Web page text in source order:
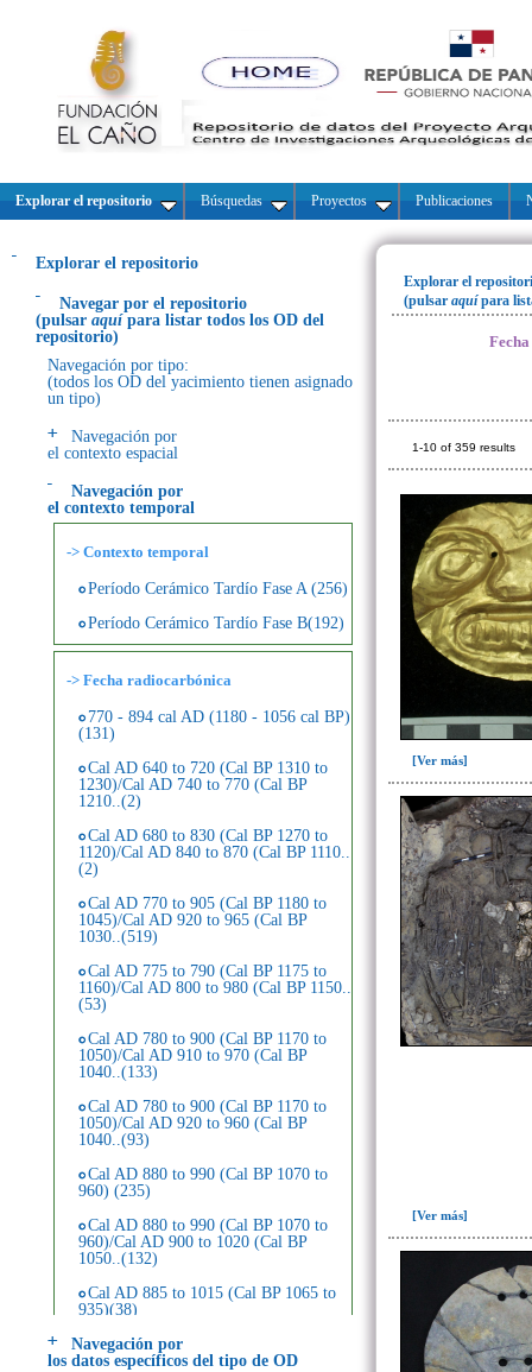
Explorar el repositorio Búsquedas Proyectos Publicaciones
Explorar el repositorio
Navegar por el repositorio
(pulsar aquí para listar todos los OD del
repositorio)
Navegación por tipo:
(todos los OD del yacimiento tienen asignado
un tipo)
Navegación por
el contexto espacial
Navegación por
el contexto temporal
-> Contexto temporal
Período Cerámico Tardío Fase A (256)
Período Cerámico Tardío Fase B(192)
-> Fecha radiocarbónica
770 - 894 cal AD (1180 - 1056 cal BP)
(131)
Cal AD 640 to 720 (Cal BP 1310 to
1230)/Cal AD 740 to 770 (Cal BP
1210..(2)
Cal AD 680 to 830 (Cal BP 1270 to
1120)/Cal AD 840 to 870 (Cal BP 1110..
(2)
Cal AD 770 to 905 (Cal BP 1180 to
1045)/Cal AD 920 to 965 (Cal BP
1030..(519)
Cal AD 775 to 790 (Cal BP 1175 to
1160)/Cal AD 800 to 980 (Cal BP 1150..
(53)
Cal AD 780 to 900 (Cal BP 1170 to
1050)/Cal AD 910 to 970 (Cal BP
1040..(133)
Cal AD 780 to 900 (Cal BP 1170 to
1050)/Cal AD 920 to 960 (Cal BP
1040..(93)
Cal AD 880 to 990 (Cal BP 1070 to
960) (235)
Cal AD 880 to 990 (Cal BP 1070 to
960)/Cal AD 900 to 1020 (Cal BP
1050..(132)
Cal AD 885 to 1015 (Cal BP 1065 to
935)(38)
Cal AD 900 to 1020 (Cal BP 1050 to
930)(359)
Navegación por
los datos específicos del tipo de OD
Explorar el
(pulsar aquípara
1-10 of 359 results
[Ver más]
[Ver más]